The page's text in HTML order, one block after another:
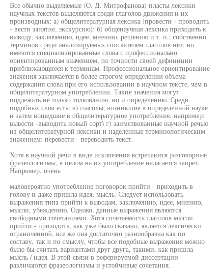
Все обычно выделяемые (О. Д. Митрофанова) пласты лексики
научных текстов выделяются среди глаголов движения и их
производных: а) общелитературная лексика (провести - проводить
- вести занятие, экскурсию); б) общенаучная лексика приходить к
выводу, заключению, идее, мнению, решению и т. п.; собственно
терминов среди анализируемых соискателем глаголов нет, но
имеются специализированные слова с профессионально
ориентированным значением, по точности своей дефиниции
приближающиеся к терминам. Профессиональное ориентирование
значения заключается в более строгом определении объема
содержания слова при его использовании в научном тексте, чем в
общелитературном употреблении. Такие значения могут
подлежать не только толкованию, но и определению. Среди
подобных слов есть: в) глаголы, возникшие в определенной науке
и затем вошедшие в общелитературное употребление, например:
вывести -выводить новый сорт\ г) заимствованные научной речью
из общелитературной лексики и наделенные терминологическим
значением: перевести - переводить текст.
Хотя в научной речи в виде исключения встречаются разговорные
фразеологизмы, в целом на их употребление налагается запрет.
Например, очень
маловероятно употребление поговорок прийти - приходить в
голову и даже пришла идея, мысль. Следует использовать
выражения типа прийти к выводам, заключению, идее, мнению,
мысли, убеждению. Однако, данные выражения являются
свободными сочетаниями. Хотя сочетаемость глаголов мысли
прийти - приходить, как уже было сказано, является лексически
ограниченной, все же она достаточно разнообразна как по
составу, так и по смыслу, чтобы все подобные выражения можно
было бы считать вариантами друг друга, такими, как пришла
мысль / идея. В этой связи в реферируемой диссертации
различаются фразеологизмы и устойчивые сочетания.